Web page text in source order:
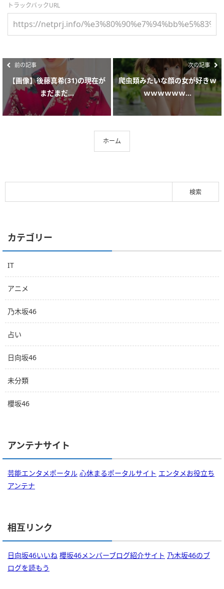
トラックバックURL
前の記事
【画像】後藤真希(31)の現在が
まだまだ...
次の記事
爬虫類みたいな顔の女が好きｗ
ｗｗｗｗｗｗ...
ホーム
カテゴリー
IT
アニメ
乃木坂46
占い
日向坂46
未分類
櫻坂46
アンテナサイト
芸能エンタメポータル 心休まるポータルサイト エンタメお役立ち
アンテナ
相互リンク
日向坂46いいね 櫻坂46メンバーブログ紹介サイト 乃木坂46のブ
ログを読もう